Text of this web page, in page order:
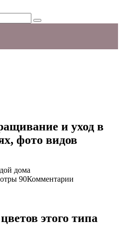
и уход в
фото видов
90Комментарии
этого типа